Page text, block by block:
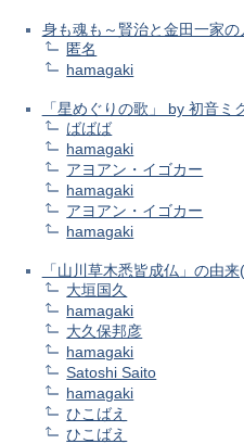
身も魂も～賢治と金田一家
匿名
hamagaki
「星めぐりの歌」 by 初音ミ
ばばば
hamagaki
アヨアン・イゴカー
hamagaki
アヨアン・イゴカー
hamagaki
「山川草木悉皆成仏」の由来
大垣国久
hamagaki
大久保邦彦
hamagaki
Satoshi Saito
hamagaki
ひこばえ
ひこばえ